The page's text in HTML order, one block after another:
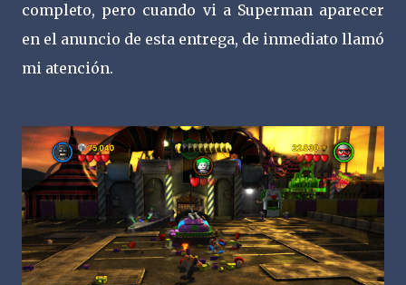
completo, pero cuando vi a Superman aparecer
en el anuncio de esta entrega, de inmediato llamó
mi atención.